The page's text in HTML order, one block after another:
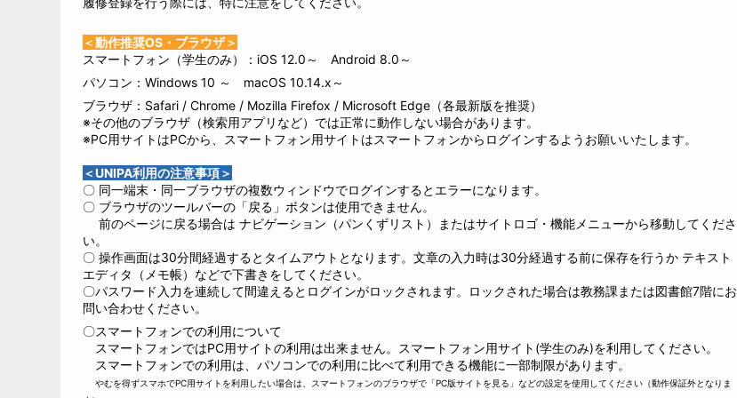
＜動作推奨OS・ブラウザ＞
スマートフォン（学生のみ）：iOS 12.0～ Android 8.0～
パソコン：Windows 10 ～ macOS 10.14.x～
ブラウザ：Safari / Chrome / Mozilla Firefox / Microsoft Edge（各最新版を推奨）
※その他のブラウザ（検索用アプリなど）では正常に動作しない場合があります。
※PC用サイトはPCから、スマートフォン用サイトはスマートフォンからログインするようお願いいたします。
＜UNIPA利用の注意事項＞
〇 同一端末・同一ブラウザの複数ウィンドウでログインするとエラーになります。
〇 ブラウザのツールバーの「戻る」ボタンは使用できません。
前のページに戻る場合は ナビゲーション（パンくずリスト）またはサイトロゴ・機能メニューから移動してくださ
い。
〇 操作画面は30分間経過するとタイムアウトとなります。文章の入力時は30分経過する前に保存を行うか テキスト
エディタ（メモ帳）などで下書きをしてください。
〇パスワード入力を連続して間違えるとログインがロックされます。ロックされた場合は教務課または図書館7階にお
問い合わせください。
〇スマートフォンでの利用について
スマートフォンではPC用サイトの利用は出来ません。スマートフォン用サイト(学生のみ)を利用してください。
スマートフォンでの利用は、パソコンでの利用に比べて利用できる機能に一部制限があります。
やむを得ずスマホでPC用サイトを利用したい場合は、スマートフォンのブラウザで「PC版サイトを見る」などの設定を使用してください（動作保証外となりま